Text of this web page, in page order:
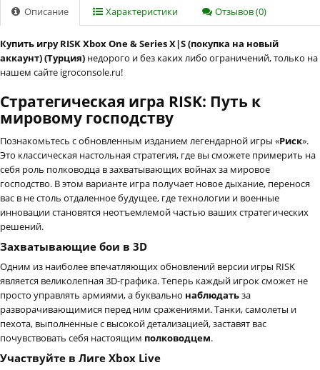
Описание Характеристики Отзывов (0)
Купить игру RISK Xbox One & Series X|S (покупка на новый
аккаунт) (Турция) недорого и без каких либо ограничений, только на
нашем сайте igroconsole.ru!
Стратегическая игра RISK: Путь к
мировому господству
Познакомьтесь с обновленным изданием легендарной игры «Риск».
Это классическая настольная стратегия, где вы сможете примерить на
себя роль полководца в захватывающих войнах за мировое
господство. В этом варианте игра получает новое дыхание, перенося
вас в не столь отдаленное будущее, где технологии и военные
инновации становятся неотъемлемой частью ваших стратегических
решений.
Захватывающие бои в 3D
Одним из наиболее впечатляющих обновлений версии игры RISK
является великолепная 3D-графика. Теперь каждый игрок сможет не
просто управлять армиями, а буквально наблюдатьза
разворачивающимися перед ним сражениями. Танки, самолеты и
пехота, выполненные с высокой детализацией, заставят вас
почувствовать себя настоящим полководцем.
Участвуйте в Лиге Xbox Live